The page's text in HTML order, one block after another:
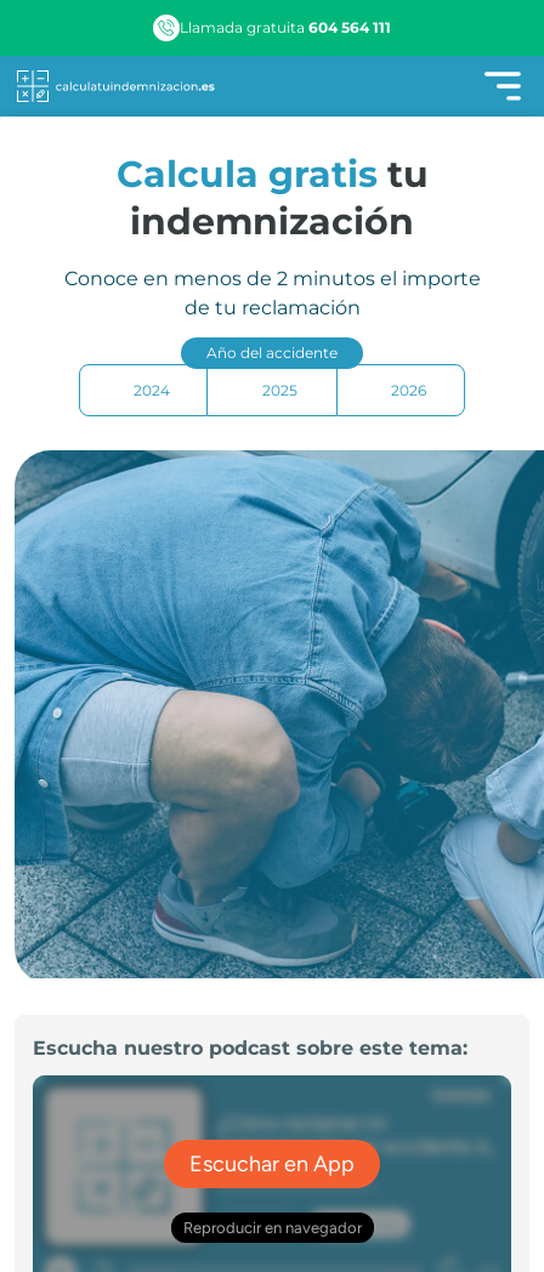
Llamada gratuita604 564 111
Calcula gratistu
indemnización
Conoce en menos de 2 minutos el importe
de tu reclamación
Año del accidente
2024 2025 2026
Escucha nuestro podcast sobre este tema: